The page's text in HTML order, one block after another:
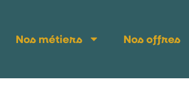
Nos métiers Nos offres